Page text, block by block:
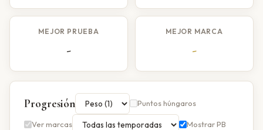
MEJOR PRUEBA
-
MEJOR MARCA
-
Progresión Puntos húngaros
Ver marcas Mostrar PB